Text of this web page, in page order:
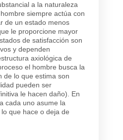
a la naturaleza
siempre actúa con
de un estado menos
le proporcione mayor
de satisfacción son
y dependen
axiológica de
el hombre busca la
de lo que estima son
pueden ser
le hacen daño). En
cada uno asume la
que hace o deja de